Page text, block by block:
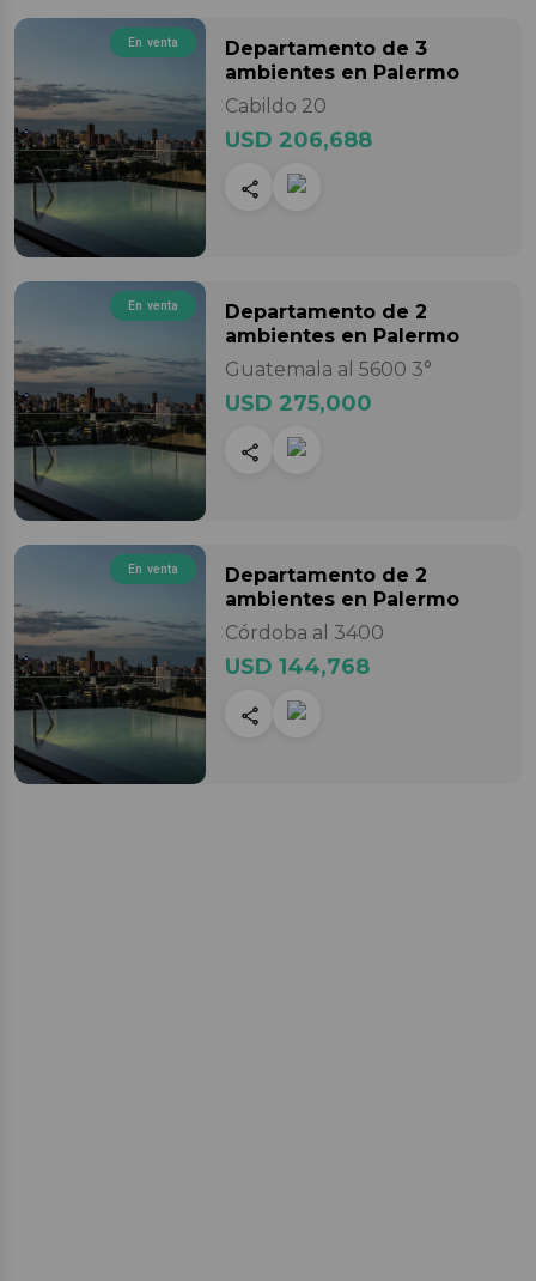
En venta Departamento de 3
ambientes en Palermo
Cabildo 20
USD 206,688
En venta Departamento de 2
ambientes en Palermo
Guatemala al 5600 3°
USD 275,000
En venta Departamento de 2
ambientes en Palermo
Córdoba al 3400
USD 144,768